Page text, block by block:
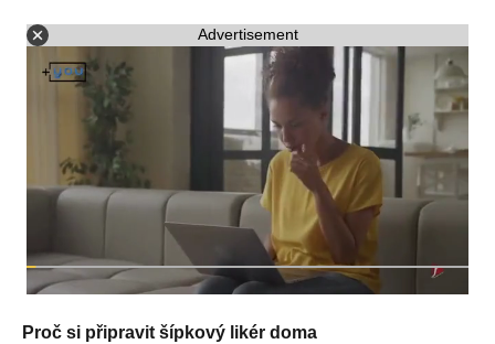
Advertisement
Proč si připravit šípkový likér doma